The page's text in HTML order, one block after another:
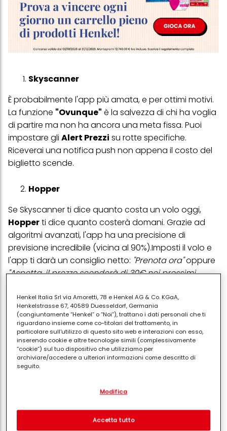
Skyscanner
È probabilmente l'app più amata, e per ottimi motivi.
La funzione "Ovunque" è la salvezza di chi ha voglia
di partire ma non ha ancora una meta fissa. Puoi
impostare gli Alert Prezzi su rotte specifiche.
Riceverai una notifica push non appena il costo del
biglietto scende.
Hopper
Se Skyscanner ti dice quanto costa un volo oggi,
Hopperti dice quanto costerà domani. Grazie ad
algoritmi avanzati, l'app ha una precisione di
previsione incredibile (vicina al 90%).Imposti il volo e
l'app ti darà un consiglio netto: "Prenota ora"oppure
"Aspetta, il prezzo scenderà di 30€ nei prossimi
Google Flights (Web App)
Sebbene non sia un'app da scaricare dallo store,
salvare il link di Google Flights sulla schermata home
del tuo smartphone è d'obbligo. È lo strumento più
veloce e pulito per confrontare le tariffe. Una volta
dettagliate sull'andamento dei costi, mostrandoti
anche se il prezzo attuale è "alto", "nella media" o "un
vero affare" rispetto allo storico.
Henkel Italia Srl via Amoretti, 78 e Henkel AG & Co. KGaA,
Henkelstrasse 67, 40589 Duesseldorf, Germania
(congiuntamente “Henkel” o “Noi”), trattano i dati personali che ti
riguardano insieme come co-titolari del trattamento, in
particolare sull'utilizzo di questo sito web e interazioni con esso,
inserendo cookie e altre tecnologie simili (complessivamente
“cookie”) sul tuo dispositivo che utilizziamo per
archiviare/accedere a ulteriori informazioni come descritto di
seguito.
separati o co-titolari come indicato nella nostra Informativa sulla
pixel, impronte digitali e tecnologie simili" utilizzeremo anche
cookie ed elaboreremo i dati relativi a te per
Modifica
Accetta tutto